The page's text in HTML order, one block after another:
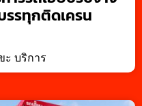
รรทุกติดเครน
ะ บริการ